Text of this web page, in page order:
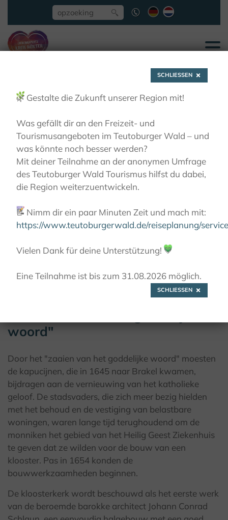
Brakel, ehem.
Kapuzinerkloster
BRAKEL, EHEM. KAPUZINERKLOSTER
woord"
Door het "zaaien van het goddelijke woord" moesten
de kapucijnen, die in 1645 naar Brakel kwamen,
bijdragen aan de vernieuwing van het katholieke
geloof. De stadsvaders, die zich meer bezig hielden
met het behoud en de vestiging van belastbare
woningen, waren lange tijd terughoudend om de
monniken het gebied van het Heilig Geest Ziekenhuis
te geven dat ze wilden voor de bouw van een
klooster. Pas in 1654 konden de
bouwwerkzaamheden beginnen.
De kloosterkerk wordt beschouwd als het eerste werk
van de beroemde barokke architect Johann Conrad
SCHLIESSEN
🌿 Gestalte die Zukunft unserer Region mit!
Was gefällt dir an den Freizeit- und
Tourismusangeboten im Teutoburger Wald – und
was könnte noch besser werden?
Mit deiner Teilnahme an der anonymen Umfrage
des Teutoburger Wald Tourismus hilfst du dabei,
die Region weiterzuentwickeln.
📝 Nimm dir ein paar Minuten Zeit und mach mit:
https://www.teutoburgerwald.de/reiseplanung/
Vielen Dank für deine Unterstützung! 💚
Eine Teilnahme ist bis zum 31.08.2026 möglich.
SCHLIESSEN